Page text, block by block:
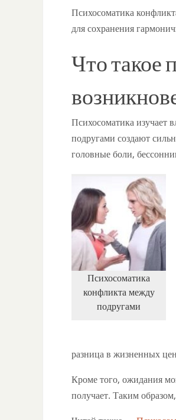
Психосоматика
для сохранения
Что такое
Психосоматика изучает
подругами создают
головные боли,
Психосоматика
конфликта между
подругами
разница в жизненных
Кроме того, ожидания
получает. Таким